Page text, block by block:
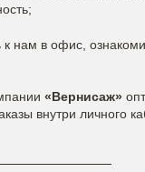
нам в офис,
«Вернисаж»
внутри личного